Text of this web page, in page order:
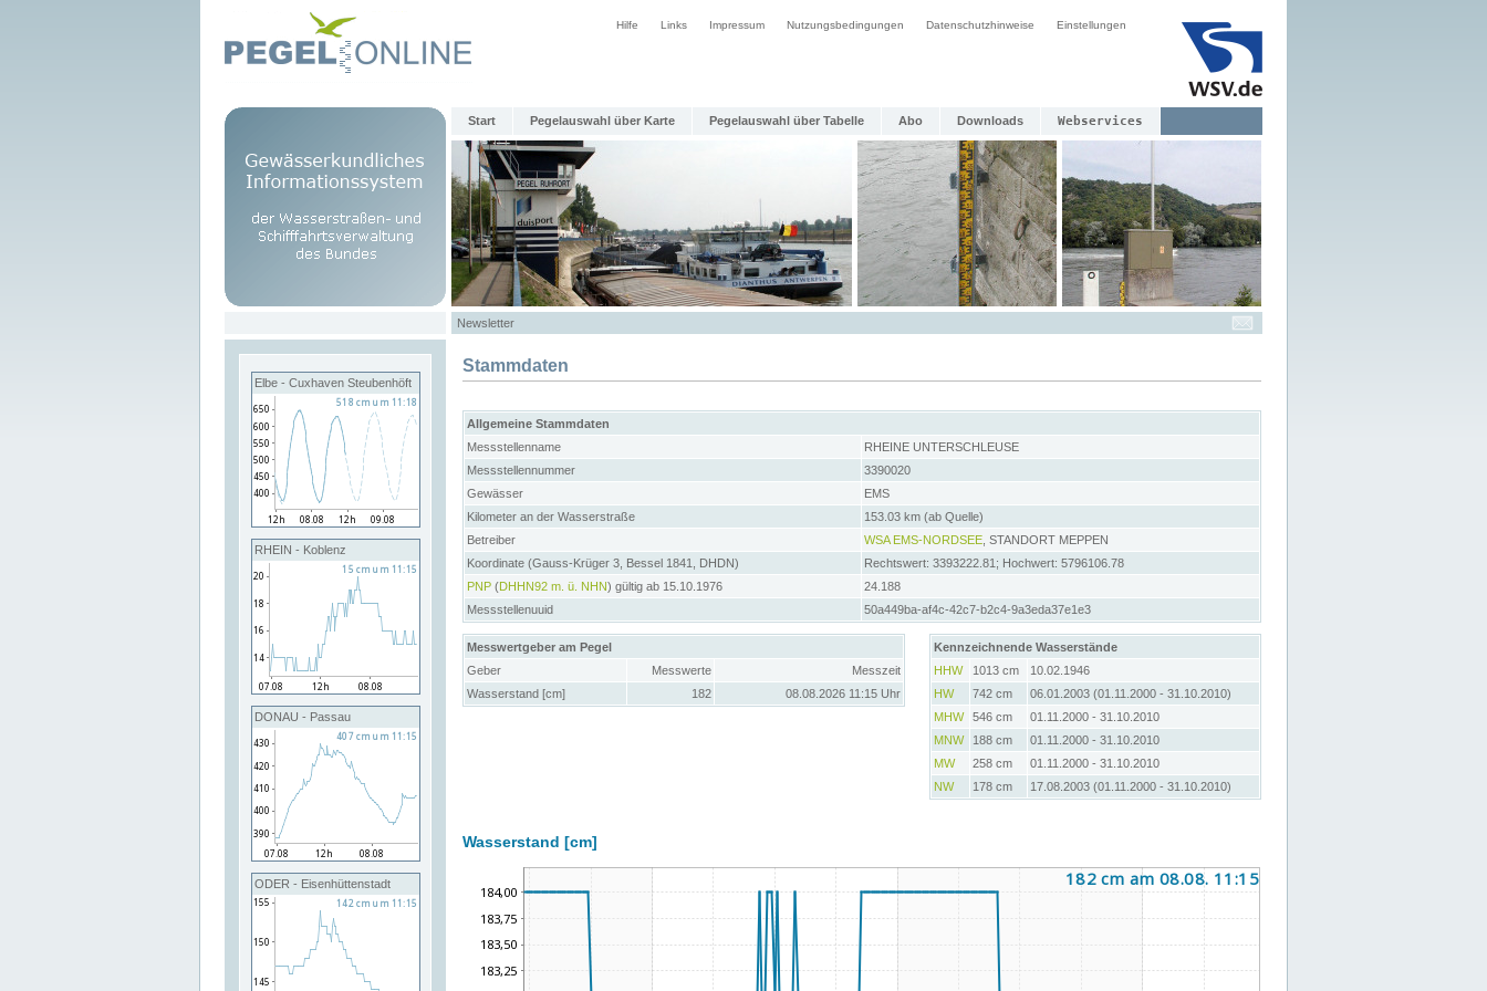
Hilfe Links Impressum Nutzungsbedingungen Datenschutzhinweise Einstellungen
Start Pegelauswahl über Karte Pegelauswahl über Tabelle Abo Downloads Webservices
Newsletter
Elbe - Cuxhaven Steubenhöft
RHEIN - Koblenz
DONAU - Passau
ODER - Eisenhüttenstadt
Stammdaten
Allgemeine Stammdaten
Messstellenname
RHEINE UNTERSCHLEUSE
Messstellennummer
3390020
Gewässer
EMS
Kilometer an der Wasserstraße
153.03 km (ab Quelle)
Betreiber
WSA EMS-NORDSEE , STANDORT MEPPEN
Koordinate (Gauss-Krüger 3, Bessel 1841, DHDN)
Rechtswert: 3393222.81; Hochwert: 5796106.78
PNP (DHHN92 m. ü. NHN) gültig ab 15.10.1976
24.188
Messstellenuuid
50a449ba-af4c-42c7-b2c4-9a3eda37e1e3
Messwertgeber am Pegel
Geber
Messwerte
Messzeit
Wasserstand [cm]
182 08.08.2026 11:15 Uhr
Kennzeichnende Wasserstände
HHW
1013 cm
10.02.1946
HW
742 cm
06.01.2003 (01.11.2000 - 31.10.2010)
MHW
546 cm
01.11.2000 - 31.10.2010
MNW
188 cm
01.11.2000 - 31.10.2010
MW
258 cm
01.11.2000 - 31.10.2010
NW
178 cm 17.08.2003 (01.11.2000 - 31.10.2010)
Wasserstand [cm]